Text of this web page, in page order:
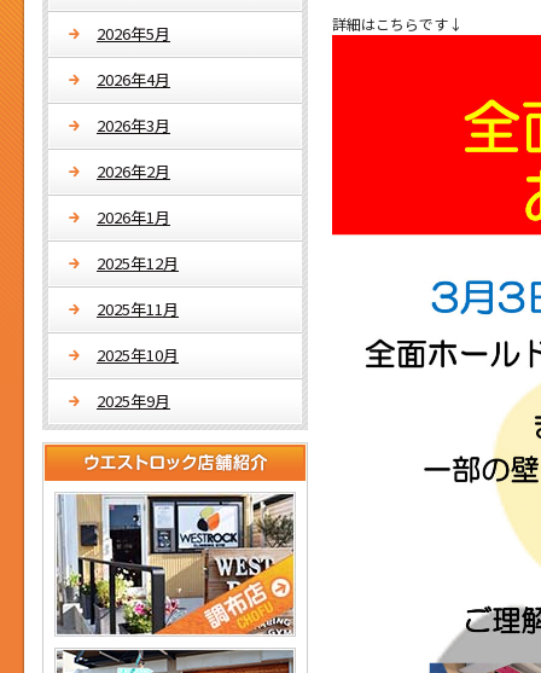
詳細はこちらです↓
2026年5月
2026年4月
2026年3月
2026年2月
2026年1月
2025年12月
2025年11月
2025年10月
2025年9月